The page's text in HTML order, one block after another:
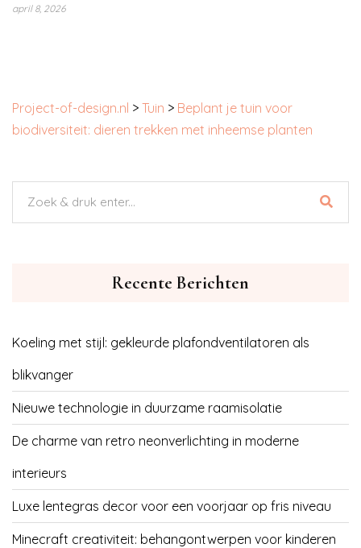
april 8, 2026
Project-of-design.nl > Tuin > Beplant je tuin voor
biodiversiteit: dieren trekken met inheemse planten
Recente Berichten
Koeling met stijl: gekleurde plafondventilatoren als
blikvanger
Nieuwe technologie in duurzame raamisolatie
De charme van retro neonverlichting in moderne
interieurs
Luxe lentegras decor voor een voorjaar op fris niveau
Minecraft creativiteit: behangontwerpen voor kinderen